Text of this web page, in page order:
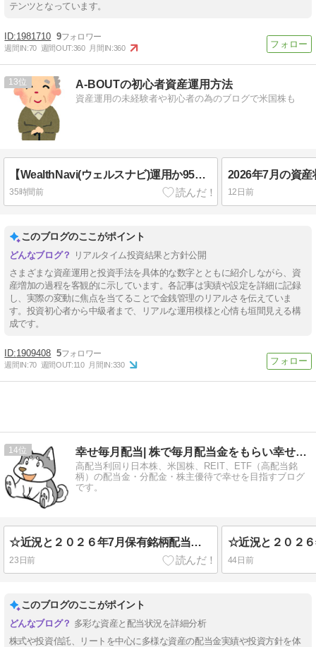
テンツとなっています。
1981710 9
週間IN:70 週間OUT:360 月間IN:360
13 A-BOUTの初心者資産運用方法
資産運用の未経験者や初心者の為のブログで米国株も
【WealthNavi(ウェルスナビ)運用か95カ月目の成績とつみたてNISA104カ月目の成績を公開します
35時間前 12日前
このブログのここがポイント
リアルタイム投資結果と方針公開
さまざまな資産運用と投資手法を具体的な数字とともに紹介しながら、資
産増加の過程を客観的に示しています。各記事は実績や設定を詳細に記録
し、実際の変動に焦点を当てることで金銭管理のリアルさを伝えていま
す。投資初心者から中級者まで、リアルな運用模様と心情も垣間見える構
成です。
1909408 5
週間IN:70 週間OUT:110 月間IN:330
14 幸せ毎月配当| 株で毎月配当金をもらい幸せになるブログで…
高配当利回り日本株、米国株、REIT、ETF（高配当銘
柄）の配当金・分配金・株主優待で幸せを目指すブログ
です。
☆近況と２０２６年7月保有銘柄配当金一覧について
23日前 44日前
このブログのここがポイント
多彩な資産と配当状況を詳細分析
株式や投資信託、リートを中心に多様な資産の配当金実績や投資方針を体